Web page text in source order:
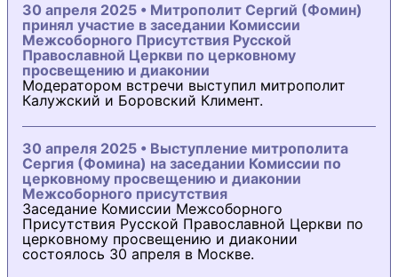
30 апреля 2025 • Митрополит Сергий (Фомин)
принял участие в заседании Комиссии
Межсоборного Присутствия Русской
Православной Церкви по церковному
просвещению и диаконии
Модератором встречи выступил митрополит
Калужский и Боровский Климент.
30 апреля 2025 • Выступление митрополита
Сергия (Фомина) на заседании Комиссии по
церковному просвещению и диаконии
Межсоборного присутствия
Заседание Комиссии Межсоборного
Присутствия Русской Православной Церкви по
церковному просвещению и диаконии
состоялось 30 апреля в Москве.